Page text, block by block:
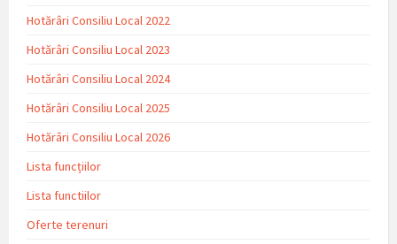
Hotărâri Consiliu Local 2022
Hotărâri Consiliu Local 2023
Hotărâri Consiliu Local 2024
Hotărâri Consiliu Local 2025
Hotărâri Consiliu Local 2026
Lista funcțiilor
Lista functiilor
Oferte terenuri